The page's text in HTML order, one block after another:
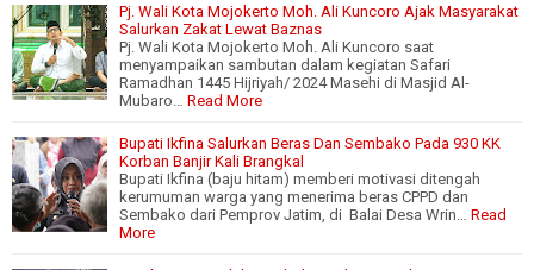
Pj. Wali Kota Mojokerto Moh. Ali Kuncoro Ajak Masyarakat
Salurkan Zakat Lewat Baznas
Pj. Wali Kota Mojokerto Moh. Ali Kuncoro saat
menyampaikan sambutan dalam kegiatan Safari
Ramadhan 1445 Hijriyah/ 2024 Masehi di Masjid Al-
Mubaro…
Read More
Bupati Ikfina Salurkan Beras Dan Sembako Pada 930 KK
Korban Banjir Kali Brangkal
Bupati Ikfina (baju hitam) memberi motivasi ditengah
kerumuman warga yang menerima beras CPPD dan
Sembako dari Pemprov Jatim, di Balai Desa Wrin…
Read
More